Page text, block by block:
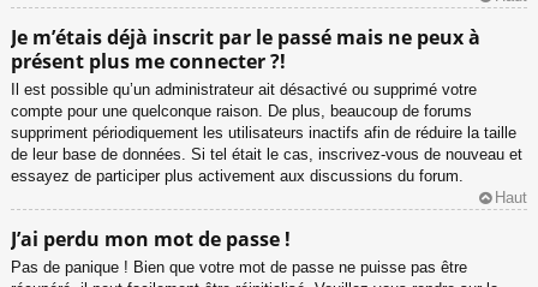
Je m’étais déjà inscrit par le passé mais ne peux à
présent plus me connecter ?!
Il est possible qu’un administrateur ait désactivé ou supprimé votre
compte pour une quelconque raison. De plus, beaucoup de forums
suppriment périodiquement les utilisateurs inactifs afin de réduire la taille
de leur base de données. Si tel était le cas, inscrivez-vous de nouveau et
essayez de participer plus activement aux discussions du forum.
Haut
J’ai perdu mon mot de passe !
Pas de panique ! Bien que votre mot de passe ne puisse pas être